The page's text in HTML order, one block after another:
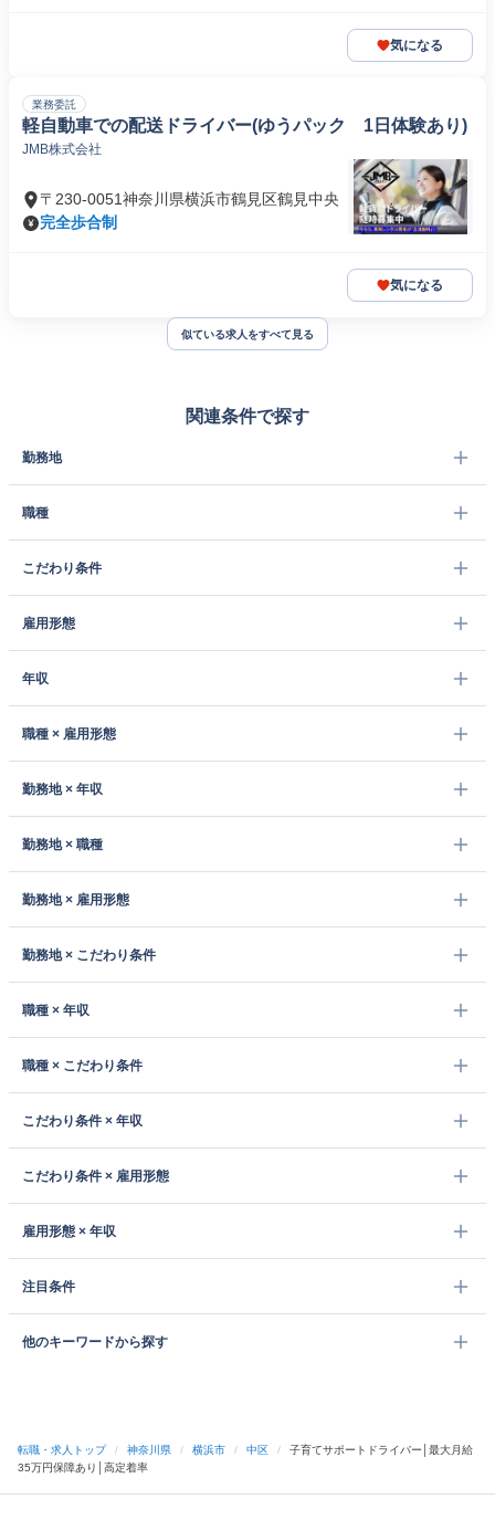
気になる
業務委託
軽自動車での配送ドライバー(ゆうパック 1日体験あり)
JMB株式会社
〒230-0051神奈川県横浜市鶴見区鶴見中央
完全歩合制
気になる
似ている求人をすべて見る
関連条件で探す
勤務地
職種
こだわり条件
雇用形態
年収
職種 × 雇用形態
勤務地 × 年収
勤務地 × 職種
勤務地 × 雇用形態
勤務地 × こだわり条件
職種 × 年収
職種 × こだわり条件
こだわり条件 × 年収
こだわり条件 × 雇用形態
雇用形態 × 年収
注目条件
他のキーワードから探す
転職・求人トップ / 神奈川県 / 横浜市 / 中区 /
子育てサポートドライバー│最大月給
35万円保障あり│高定着率